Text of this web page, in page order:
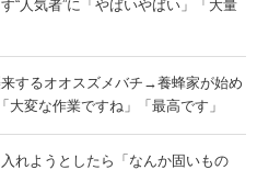
“人気者”に「やばいやばい」「大量
するオオスズメバチ→養蜂家が始め
大変な作業ですね」「最高です」
れようとしたら「なんか固いもの